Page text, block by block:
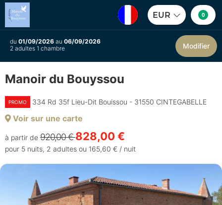
EUR 0
du 01/09/2026 au 06/09/2026
2 adultes 1 chambre
Modifier
Manoir du Bouyssou
PROMO 334 Rd 35f Lieu-Dit Bouissou - 31550 CINTEGABELLE
Voir sur une carte
à partir de 920,00 €828,00 €
pour 5 nuits, 2 adultes ou 165,60 € / nuit